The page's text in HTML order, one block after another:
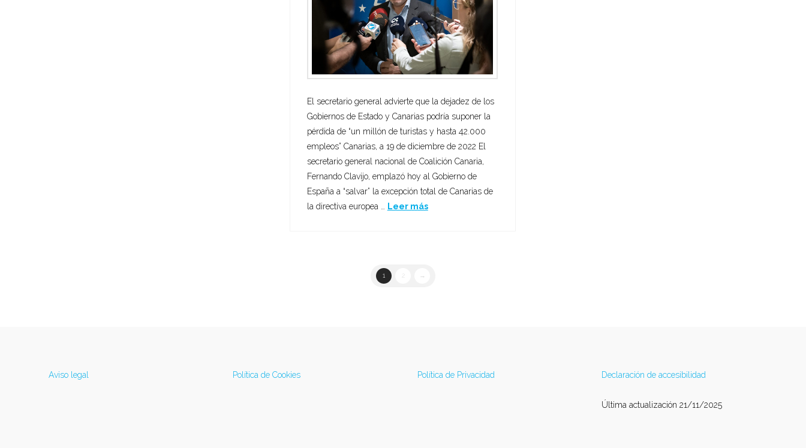
El secretario general advierte que la dejadez de los
Gobiernos de Estado y Canarias podría suponer la
pérdida de “un millón de turistas y hasta 42.000
empleos” Canarias, a 19 de diciembre de 2022 El
secretario general nacional de Coalición Canaria,
Fernando Clavijo, emplazó hoy al Gobierno de
España a “salvar” la excepción total de Canarias de
la directiva europea …
Leer más
1 →
Aviso legal Política de Cookies Política de Privacidad Declaración de accesibilidad
Última actualización 21/11/2025